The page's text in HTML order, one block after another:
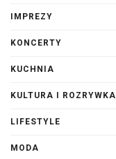
IMPREZY
KONCERTY
KUCHNIA
KULTURA I ROZRYWKA
LIFESTYLE
MODA